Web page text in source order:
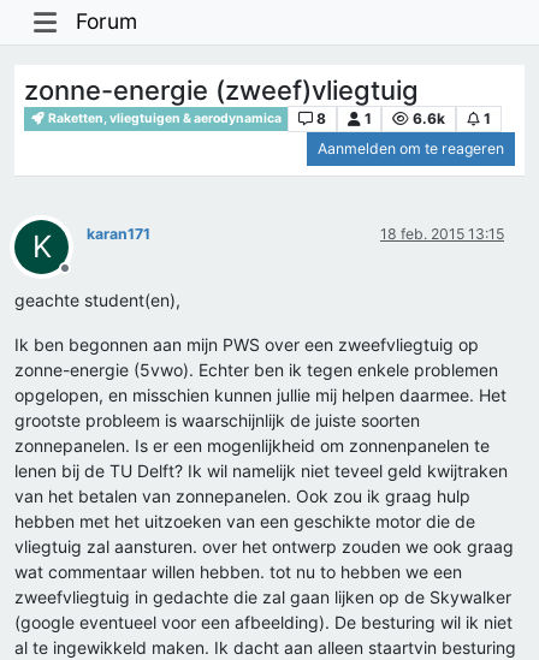
Forum
zonne-energie (zweef)vliegtuig
Raketten, vliegtuigen & aerodynamica 8 1 6.6k
1
Aanmelden om te reageren
K
Offline
karan171 18 feb. 2015 13:15
geachte student(en),
Ik ben begonnen aan mijn PWS over een zweefvliegtuig op
zonne-energie (5vwo). Echter ben ik tegen enkele problemen
opgelopen, en misschien kunnen jullie mij helpen daarmee. Het
grootste probleem is waarschijnlijk de juiste soorten
zonnepanelen. Is er een mogenlijkheid om zonnenpanelen te
lenen bij de TU Delft? Ik wil namelijk niet teveel geld kwijtraken
van het betalen van zonnepanelen. Ook zou ik graag hulp
hebben met het uitzoeken van een geschikte motor die de
vliegtuig zal aansturen. over het ontwerp zouden we ook graag
wat commentaar willen hebben. tot nu to hebben we een
zweefvliegtuig in gedachte die zal gaan lijken op de Skywalker
(google eventueel voor een afbeelding). De besturing wil ik niet
al te ingewikkeld maken. Ik dacht aan alleen staartvin besturing